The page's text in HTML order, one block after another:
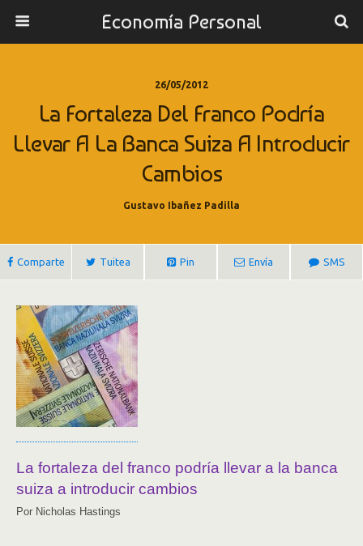
Economía Personal
26/05/2012
La Fortaleza Del Franco Podría
Llevar A La Banca Suiza A Introducir
Cambios
Gustavo Ibañez Padilla
Comparte Tuitea Pin Envía SMS
La fortaleza del franco podría llevar a la banca
suiza a introducir cambios
Por Nicholas Hastings